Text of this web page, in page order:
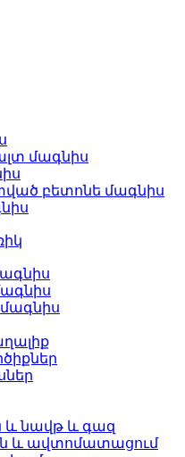
մագնիս
բետոնե մագնիս
և նավթ և գազ
և ավտոմատացում